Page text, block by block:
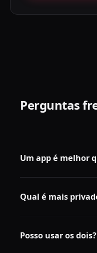
Perguntas
Um app é melhor
extensão pode ser
Qual é mais
e tratamento de
Posso usar os dois?